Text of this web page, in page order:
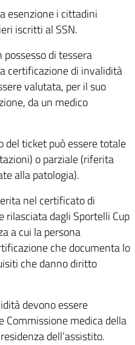
esenzione i cittadini
iscritti al SSN.
di tessera
certificazione di invalidità
valutata, per il suo
da un medico
del ticket può essere totale
o parziale (riferita
alla patologia).
nel certificato di
rilasciata dagli Sportelli Cup
a cui la persona
che documenta lo
che danno diritto
devono essere
medica della
dell’assistito.